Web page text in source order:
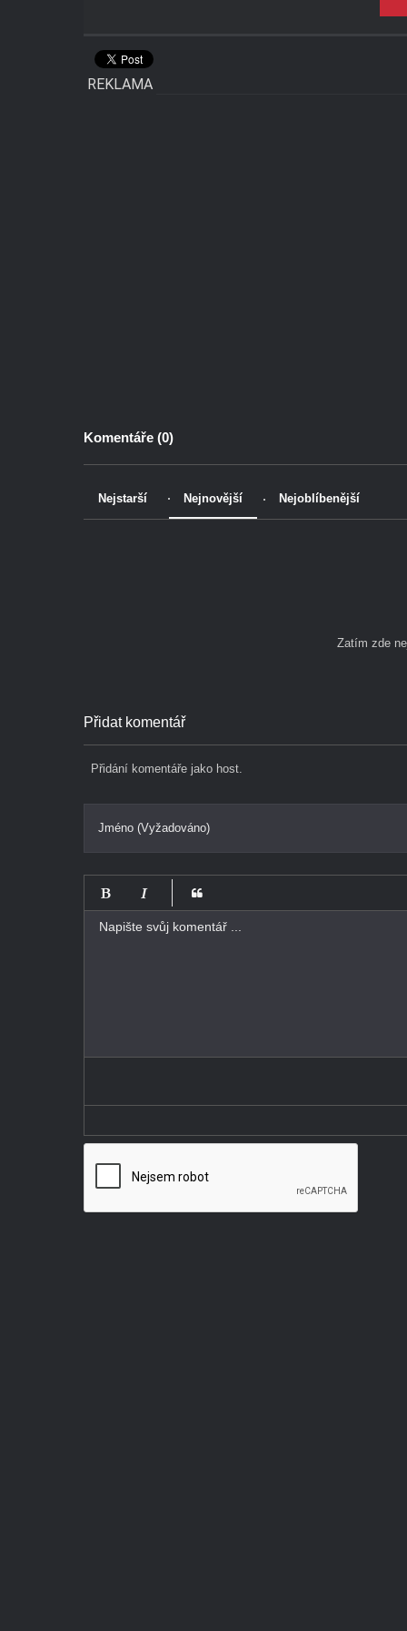
REKLAMA
Komentáře (0)
Nejstarší Nejnovější Nejoblíbenější
Zatím zde
Přidat komentář
Přidání komentáře jako host.
Jméno (Vyžadováno)
-
-